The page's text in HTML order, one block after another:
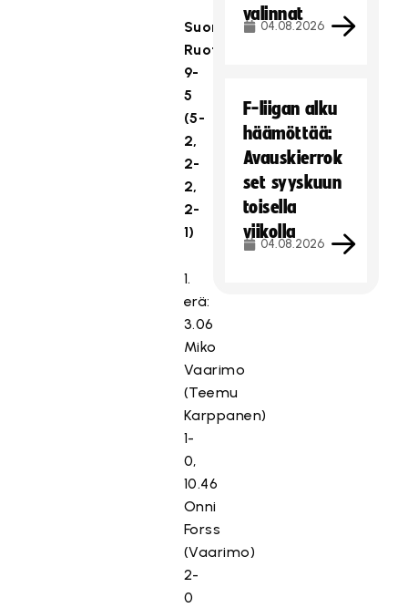
Suomi–
Ruotsi
9-
5
(5-
2,
2-
2,
2-
1)
1.
erä:
3.06
Miko
Vaarimo
(Teemu
Karppanen)
1-
0,
10.46
Onni
Forss
(Vaarimo)
2-
0
valinnat
04.08.2026
F-liigan alku
häämöttää:
Avauskierrok
set syyskuun
toisella
viikolla
04.08.2026